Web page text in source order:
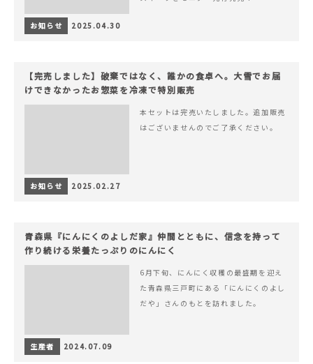
お知らせ 2025.04.30
【完売しました】破棄ではなく、誰かの食卓へ。大雪でお届
けできなかったお惣菜を冷凍で特別販売
本セットは完売いたしました。追加販売
はございませんのでご了承ください。
お知らせ 2025.02.27
青森県『にんにくのよしだ家』仲間とともに、信念を持って
作り続ける栄養たっぷりのにんにく
6月下旬、にんにく収穫の最盛期を迎え
た青森県三戸町にある「にんにくのよし
だや」さんのもとを訪れました。
生産者 2024.07.09